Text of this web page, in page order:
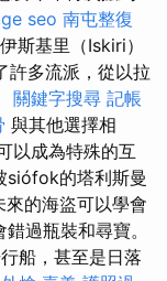
seo 南屯整復
伊斯基里（Iskiri）
許多流派，從以拉
關鍵字搜尋 記帳
與其他選擇相
以成為特殊的互
siófok的塔利斯曼
來的海盜可以學會
過瓶裝和尋寶。
船，甚至是日落